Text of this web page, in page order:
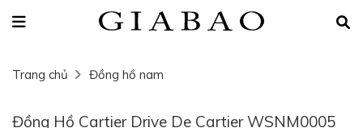
Trang chủ Đồng hồ nam
Đồng Hồ Cartier Drive De Cartier WSNM0005